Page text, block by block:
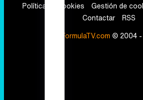
Política de cookies
Gestión de
Contactar
RSS
FormulaTV.com © 2004 -